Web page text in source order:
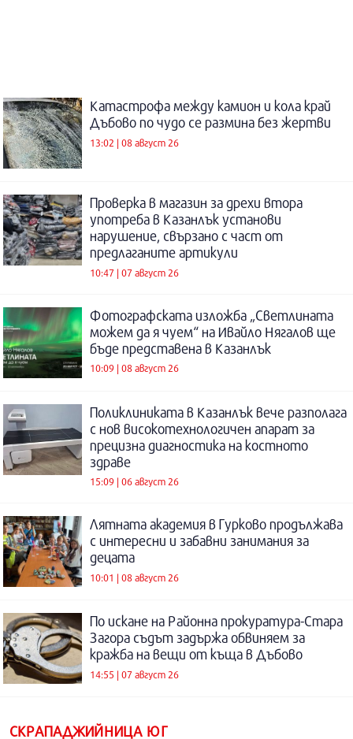
Катастрофа между камион и кола край
Дъбово по чудо се размина без жертви
13:02 | 08 август 26
Проверка в магазин за дрехи втора
употреба в Казанлък установи
нарушение, свързано с част от
предлаганите артикули
10:47 | 07 август 26
Фотографската изложба „Светлината
можем да я чуем“ на Ивайло Нягалов ще
бъде представена в Казанлък
10:09 | 08 август 26
Поликлиниката в Казанлък вече разполага
с нов високотехнологичен апарат за
прецизна диагностика на костното
здраве
15:09 | 06 август 26
Лятната академия в Гурково продължава
с интересни и забавни занимания за
децата
10:01 | 08 август 26
По искане на Районна прокуратура-Стара
Загора съдът задържа обвиняем за
кражба на вещи от къща в Дъбово
14:55 | 07 август 26
СКРАПАДЖИЙНИЦА ЮГ